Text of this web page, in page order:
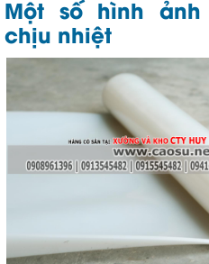
Một số hình
chịu nhiệt